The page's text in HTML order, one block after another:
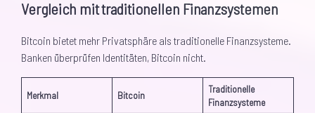
Vergleich mit traditionellen Finanzsystemen
Bitcoin bietet mehr Privatsphäre als traditionelle Finanzsysteme.
Banken überprüfen Identitäten, Bitcoin nicht.
Merkmal Bitcoin
Traditionelle
Finanzsysteme